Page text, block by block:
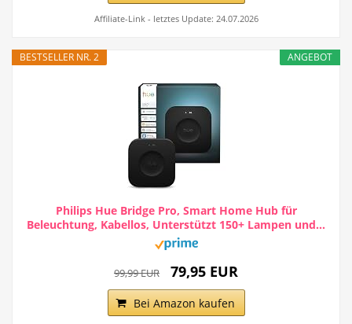
Affiliate-Link - letztes Update: 24.07.2026
ANGEBOT
BESTSELLER NR. 2
Philips Hue Bridge Pro, Smart Home Hub für
Beleuchtung, Kabellos, Unterstützt 150+ Lampen und...
99,99 EUR 79,95 EUR
Bei Amazon kaufen